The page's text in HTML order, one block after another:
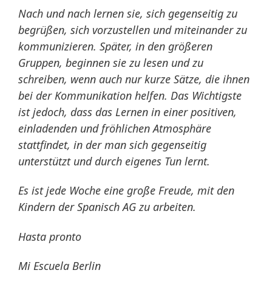
Nach und nach lernen sie, sich gegenseitig zu
begrüßen, sich vorzustellen und miteinander zu
kommunizieren. Später, in den größeren
Gruppen, beginnen sie zu lesen und zu
schreiben, wenn auch nur kurze Sätze, die ihnen
bei der Kommunikation helfen. Das Wichtigste
ist jedoch, dass das Lernen in einer positiven,
einladenden und fröhlichen Atmosphäre
stattfindet, in der man sich gegenseitig
unterstützt und durch eigenes Tun lernt.
Es ist jede Woche eine große Freude, mit den
Kindern der Spanisch AG zu arbeiten.
Hasta pronto
Mi Escuela Berlin